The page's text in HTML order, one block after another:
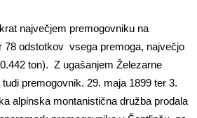
največjem premogovniku na
78 odstotkov vsega premoga, največjo
ton). Z ugašanjem Železarne
premogovnik. 29. maja 1899 ter 3.
alpinska montanistična družba prodala